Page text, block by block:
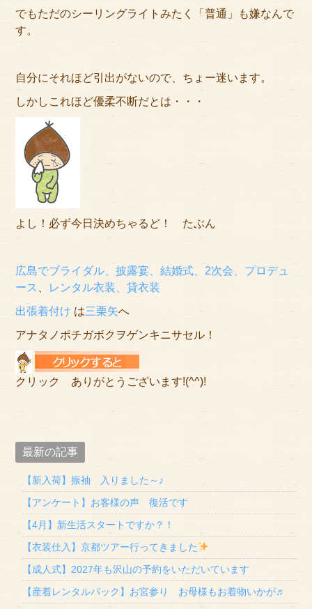
でもただのシーリングライトみたく「普通」も嫌なんで
す。
自分にそれほど引出がないので、ちょー迷います。
しかしこれほど優柔不断だとは・・・
よし！必ず今日決めちゃるど！ たぶん
広島でブライダル、披露宴、結婚式、2次会、プロデュ
ース
レンタル衣装、貸衣装
出張着付け は三栗矢へ
アナタノポチガボクヲゲンキニサセル！
クリック ありがとうございます!(^^)!
最新の記事
【新入荷】振袖 入りました～♪
【アンケート】お客様の声 復活です
【4月】新生活スタートですか？！
【衣装仕入】京都ツアー行ってきました
【成人式】2027年も沢山の予約をいただいています
【産着レンタルパック】お宮参り お母様もお着物いかが♬